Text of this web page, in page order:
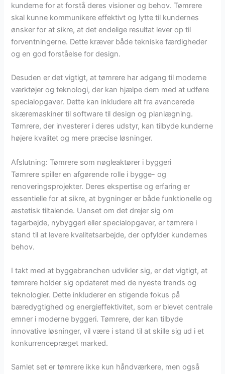
kunderne for at forstå deres visioner og behov. Tømrere
skal kunne kommunikere effektivt og lytte til kundernes
ønsker for at sikre, at det endelige resultat lever op til
forventningerne. Dette kræver både tekniske færdigheder
og en god forståelse for design.
Desuden er det vigtigt, at tømrere har adgang til moderne
værktøjer og teknologi, der kan hjælpe dem med at udføre
specialopgaver. Dette kan inkludere alt fra avancerede
skæremaskiner til software til design og planlægning.
Tømrere, der investerer i deres udstyr, kan tilbyde kunderne
højere kvalitet og mere præcise løsninger.
Afslutning: Tømrere som nøgleaktører i byggeri
Tømrere spiller en afgørende rolle i bygge- og
renoveringsprojekter. Deres ekspertise og erfaring er
essentielle for at sikre, at bygninger er både funktionelle og
æstetisk tiltalende. Uanset om det drejer sig om
tagarbejde, nybyggeri eller specialopgaver, er tømrere i
stand til at levere kvalitetsarbejde, der opfylder kundernes
behov.
I takt med at byggebranchen udvikler sig, er det vigtigt, at
tømrere holder sig opdateret med de nyeste trends og
teknologier. Dette inkluderer en stigende fokus på
bæredygtighed og energieffektivitet, som er blevet centrale
emner i moderne byggeri. Tømrere, der kan tilbyde
innovative løsninger, vil være i stand til at skille sig ud i et
konkurrencepræget marked.
Samlet set er tømrere ikke kun håndværkere, men også